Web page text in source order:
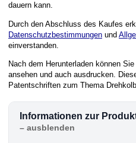
dauern kann.
Durch den Abschluss des Kaufes
Datenschutzbestimmungen und
einverstanden.
Nach dem Herunterladen können
ansehen und auch ausdrucken.
Patentschriften zum Thema
Informationen zur